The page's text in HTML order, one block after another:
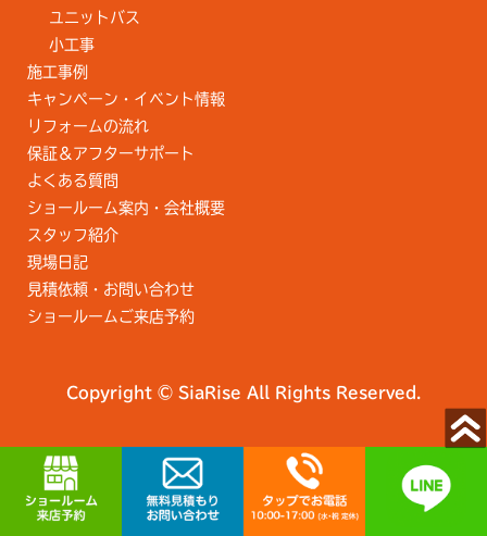
ユニットバス
小工事
施工事例
キャンペーン・イベント情報
リフォームの流れ
保証＆アフターサポート
よくある質問
ショールーム案内・会社概要
スタッフ紹介
現場日記
見積依頼・お問い合わせ
ショールームご来店予約
Copyright © SiaRise All Rights Reserved.